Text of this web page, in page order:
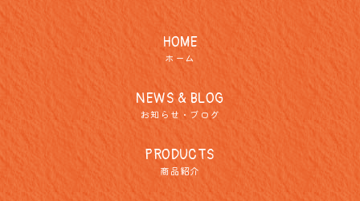
HOME
ホーム
NEWS & BLOG
お知らせ・ブログ
PRODUCTS
商品紹介